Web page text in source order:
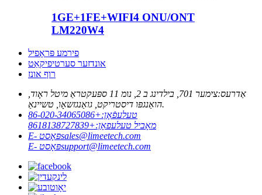
1GE+1FE+WIFI4 ONU/ONT
LM220W4
פירמע פּראָפיל
אונדזער סערטיפיקאַט
רוף אונז
אַדרעס:
צימער 701, בילדינג ב 2, נומ 11 ספּעקטראַ מיטל ראָוד,
הואַנגפּו דיסטריקט, גואַנגזשאָו, טשיינאַ.
טעלעפֿאָן:+86-020-34065086
מאָביל טעלעפאָן:+8618138727839
E- פּאָסטsales@limeetech.com
E- פּאָסטsupport@limeetech.com